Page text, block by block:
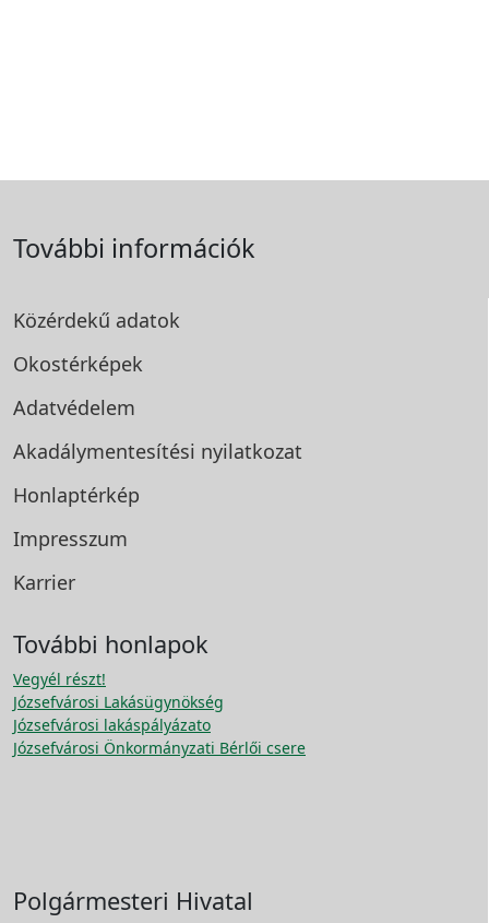
További információk
Közérdekű adatok
Okostérképek
Adatvédelem
Akadálymentesítési nyilatkozat
Honlaptérkép
Impresszum
Karrier
További honlapok
Vegyél részt!
Józsefvárosi Lakásügynökség
Józsefvárosi lakáspályázato
Józsefvárosi Önkormányzati Bérlői csere
Polgármesteri Hivatal